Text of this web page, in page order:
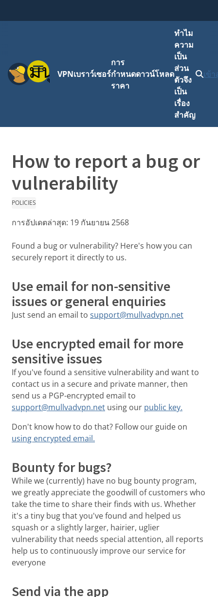
เมนู VPNเบราว์เซอร์
การ
กำหนด
ราคา
ดาวน์โหลด
ทำไม
ความ
เป็น
ส่วน
ตัวจึง
เป็น
เรื่อง
สำคัญ
เข้
How to report a bug or
vulnerability
POLICIES
การอัปเดตล่าสุด: 19 กันยายน 2568
Found a bug or vulnerability? Here's how you can
securely report it directly to us.
Use email for non-sensitive
issues or general enquiries
Just send an email to support@mullvadvpn.net
Use encrypted email for more
sensitive issues
If you've found a sensitive vulnerability and want to
contact us in a secure and private manner, then
send us a PGP-encrypted email to
support@mullvadvpn.net using our public key.
Don't know how to do that? Follow our guide on
using encrypted email.
Bounty for bugs?
While we (currently) have no bug bounty program,
we greatly appreciate the goodwill of customers who
take the time to share their finds with us. Whether
it's a tiny bug that you've found and helped us
squash or a slightly larger, hairier, uglier
vulnerability that needs special attention, all reports
help us to continuously improve our service for
everyone
Send via the app